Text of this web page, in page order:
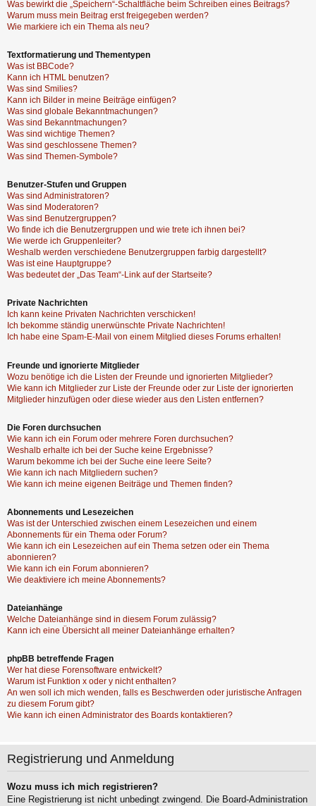
Was bewirkt die „Speichern“-Schaltfläche beim Schreiben eines Beitrags?
Warum muss mein Beitrag erst freigegeben werden?
Wie markiere ich ein Thema als neu?
Textformatierung und Thementypen
Was ist BBCode?
Kann ich HTML benutzen?
Was sind Smilies?
Kann ich Bilder in meine Beiträge einfügen?
Was sind globale Bekanntmachungen?
Was sind Bekanntmachungen?
Was sind wichtige Themen?
Was sind geschlossene Themen?
Was sind Themen-Symbole?
Benutzer-Stufen und Gruppen
Was sind Administratoren?
Was sind Moderatoren?
Was sind Benutzergruppen?
Wo finde ich die Benutzergruppen und wie trete ich ihnen bei?
Wie werde ich Gruppenleiter?
Weshalb werden verschiedene Benutzergruppen farbig dargestellt?
Was ist eine Hauptgruppe?
Was bedeutet der „Das Team“-Link auf der Startseite?
Private Nachrichten
Ich kann keine Privaten Nachrichten verschicken!
Ich bekomme ständig unerwünschte Private Nachrichten!
Ich habe eine Spam-E-Mail von einem Mitglied dieses Forums erhalten!
Freunde und ignorierte Mitglieder
Wozu benötige ich die Listen der Freunde und ignorierten Mitglieder?
Wie kann ich Mitglieder zur Liste der Freunde oder zur Liste der ignorierten
Mitglieder hinzufügen oder diese wieder aus den Listen entfernen?
Die Foren durchsuchen
Wie kann ich ein Forum oder mehrere Foren durchsuchen?
Weshalb erhalte ich bei der Suche keine Ergebnisse?
Warum bekomme ich bei der Suche eine leere Seite?
Wie kann ich nach Mitgliedern suchen?
Wie kann ich meine eigenen Beiträge und Themen finden?
Abonnements und Lesezeichen
Was ist der Unterschied zwischen einem Lesezeichen und einem
Abonnements für ein Thema oder Forum?
Wie kann ich ein Lesezeichen auf ein Thema setzen oder ein Thema
abonnieren?
Wie kann ich ein Forum abonnieren?
Wie deaktiviere ich meine Abonnements?
Dateianhänge
Welche Dateianhänge sind in diesem Forum zulässig?
Kann ich eine Übersicht all meiner Dateianhänge erhalten?
phpBB betreffende Fragen
Wer hat diese Forensoftware entwickelt?
Warum ist Funktion x oder y nicht enthalten?
An wen soll ich mich wenden, falls es Beschwerden oder juristische Anfragen
zu diesem Forum gibt?
Wie kann ich einen Administrator des Boards kontaktieren?
Registrierung und Anmeldung
Wozu muss ich mich registrieren?
Eine Registrierung ist nicht unbedingt zwingend. Die Board-Administration